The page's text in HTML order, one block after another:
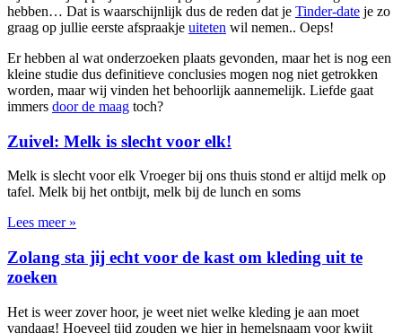
hebben… Dat is waarschijnlijk dus de reden dat je Tinder-date je zo
graag op jullie eerste afspraakje uiteten wil nemen.. Oeps!
Er hebben al wat onderzoeken plaats gevonden, maar het is nog een
kleine studie dus definitieve conclusies mogen nog niet getrokken
worden, maar wij vinden het behoorlijk aannemelijk. Liefde gaat
immers door de maag toch?
Zuivel: Melk is slecht voor elk!
Melk is slecht voor elk Vroeger bij ons thuis stond er altijd melk op
tafel. Melk bij het ontbijt, melk bij de lunch en soms
Lees meer »
Zolang sta jij echt voor de kast om kleding uit te
zoeken
Het is weer zover hoor, je weet niet welke kleding je aan moet
vandaag! Hoeveel tijd zouden we hier in hemelsnaam voor kwijt